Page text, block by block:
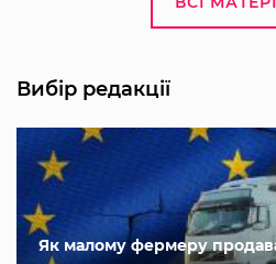
Вибір редакції
Як малому фермеру